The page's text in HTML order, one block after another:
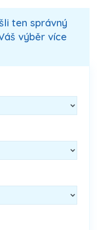
ten správný
výběr více